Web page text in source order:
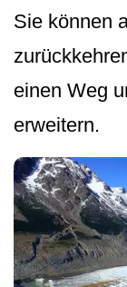
Sie können
einen Weg
erweitern.